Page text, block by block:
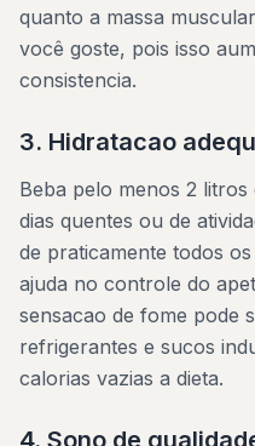
quanto a massa
você goste, pois isso
consistencia.
3. Hidratacao
Beba pelo menos 2 litros
dias quentes ou de
de praticamente todos
ajuda no controle do
sensacao de fome pode
refrigerantes e sucos
calorias vazias a dieta.
4. Sono de